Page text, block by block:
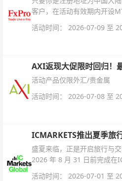
客户，在活动有效期内开设
活动时间： 2026-07-09 至
AXI返现大促限时回归！
活动产品仅限外汇/贵金属
活动时间： 2026-07-08 至
ICMARKETS推出夏季旅
盛夏来临，正是开启旅行与
2026 年 8 月 31 日前完成在
活动时间： 2026-07-01 至